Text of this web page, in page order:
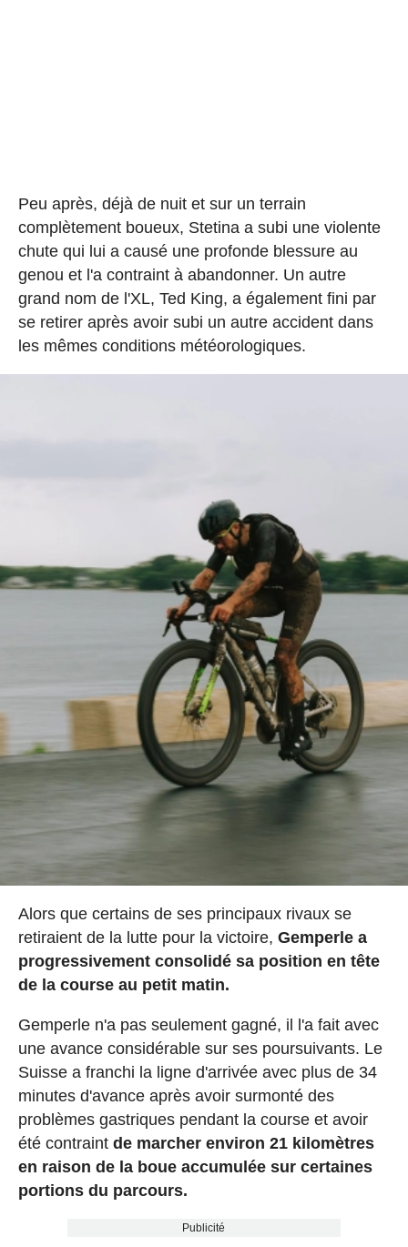
Peu après, déjà de nuit et sur un terrain
complètement boueux, Stetina a subi une violente
chute qui lui a causé une profonde blessure au
genou et l'a contraint à abandonner. Un autre
grand nom de l'XL, Ted King, a également fini par
se retirer après avoir subi un autre accident dans
les mêmes conditions météorologiques.
Alors que certains de ses principaux rivaux se
retiraient de la lutte pour la victoire, Gemperle a
progressivement consolidé sa position en tête
de la course au petit matin.
Gemperle n'a pas seulement gagné, il l'a fait avec
une avance considérable sur ses poursuivants. Le
Suisse a franchi la ligne d'arrivée avec plus de 34
minutes d'avance après avoir surmonté des
problèmes gastriques pendant la course et avoir
été contraint de marcher environ 21 kilomètres
en raison de la boue accumulée sur certaines
portions du parcours.
Publicité